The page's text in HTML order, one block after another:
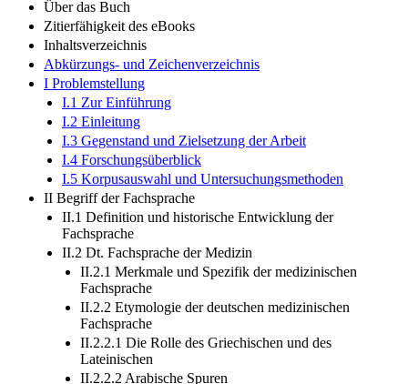
Autorenangaben
Über das Buch
Zitierfähigkeit des eBooks
Inhaltsverzeichnis
Abkürzungs- und Zeichenverzeichnis
I Problemstellung
I.1 Zur Einführung
I.2 Einleitung
I.3 Gegenstand und Zielsetzung der Arbeit
I.4 Forschungsüberblick
I.5 Korpusauswahl und Untersuchungsmethoden
II Begriff der Fachsprache
II.1 Definition und historische Entwicklung der
Fachsprache
II.2 Dt. Fachsprache der Medizin
II.2.1 Merkmale und Spezifik der medizinischen
Fachsprache
II.2.2 Etymologie der deutschen medizinischen
Fachsprache
II.2.2.1 Die Rolle des Griechischen und des
Lateinischen